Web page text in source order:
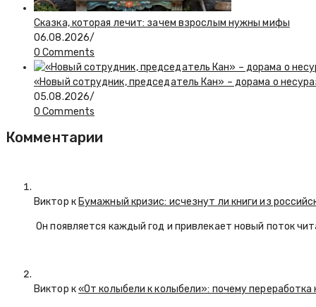
Сказка, которая лечит: зачем взрослым нужны мифы
06.08.2026/
0 Comments
«Новый сотрудник, председатель Кан» – дорама о
05.08.2026/
0 Comments
Комментарии
Виктор к Бумажный кризис: исчезнут ли книги из
Он появляется каждый год и привлекает новый поток
Виктор к«От колыбели к колыбели»: почему переработка